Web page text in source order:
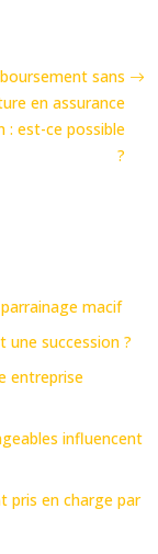
sans
en assurance
: est-ce possible
?
macif
succession ?
entreprise
influencent
pris en charge par